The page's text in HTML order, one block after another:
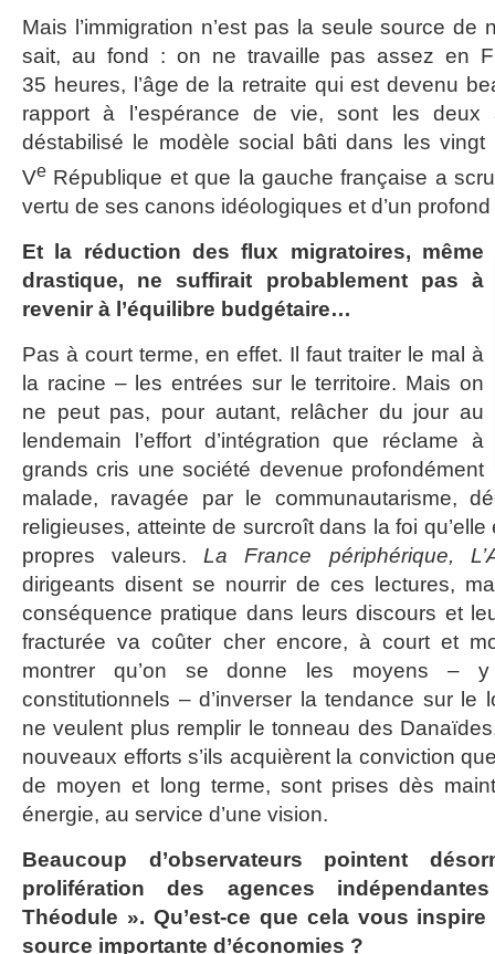
Mais l’immigration n’est pas la seule source de
sait, au fond : on ne travaille pas assez en
35 heures, l’âge de la retraite qui est devenu
rapport à l’espérance de vie, sont les deux
déstabilisé le modèle social bâti dans les
Ve République et que la gauche française a
vertu de ses canons idéologiques et d’un
Et la réduction des flux migratoires, même
drastique, ne suffirait probablement pas à
revenir à l’équilibre budgétaire…
Pas à court terme, en effet. Il faut traiter le mal à
la racine – les entrées sur le territoire. Mais on
ne peut pas, pour autant, relâcher du jour au
lendemain l’effort d’intégration que réclame à
grands cris une société devenue profondément
malade, ravagée par le communautarisme,
religieuses, atteinte de surcroît dans la foi
propres valeurs.La France périphérique,
dirigeants disent se nourrir de ces lectures,
conséquence pratique dans leurs discours et
fracturée va coûter cher encore, à court et
montrer qu’on se donne les moyens – y
constitutionnels – d’inverser la tendance sur le
ne veulent plus remplir le tonneau des
nouveaux efforts s’ils acquièrent la conviction
de moyen et long terme, sont prises dès
énergie, au service d’une vision.
Beaucoup d’observateurs pointent
prolifération des agences
Théodule ». Qu’est-ce que cela vous
source importante d’économies ?